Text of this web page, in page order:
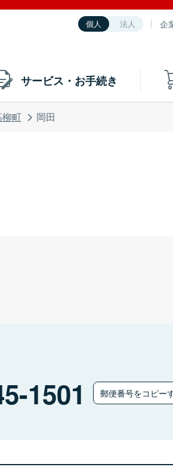
個人 法人 企
サービス・お手続き
町 岡田
1501 郵便番号をコピー